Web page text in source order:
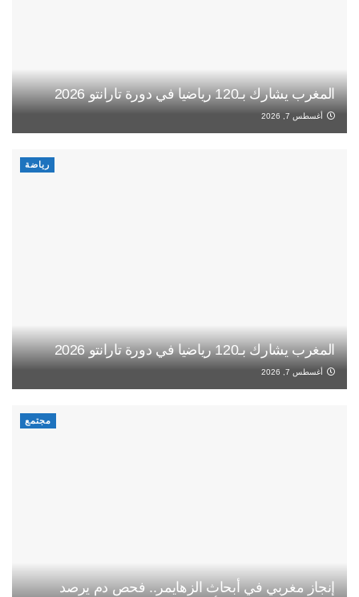
المغرب يشارك بـ120 رياضيا في دورة تارانتو 2026
أغسطس 7, 2026
رياضة
المغرب يشارك بـ120 رياضيا في دورة تارانتو 2026
أغسطس 7, 2026
مجتمع
إنجاز مغربي في أبحاث الزهايمر.. فحص دم يرصد